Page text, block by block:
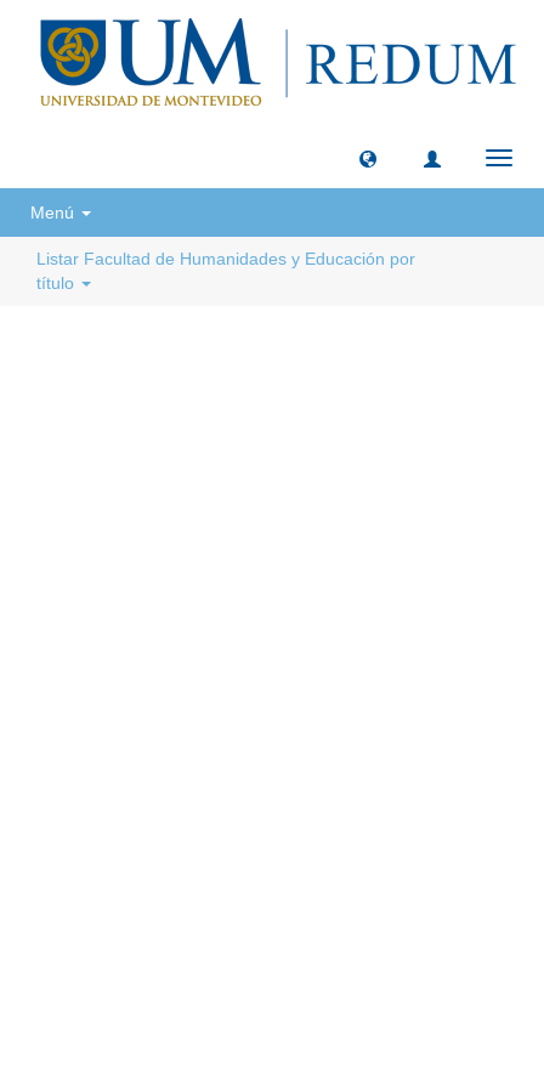
Menú
Listar Facultad de Humanidades y Educación por
título